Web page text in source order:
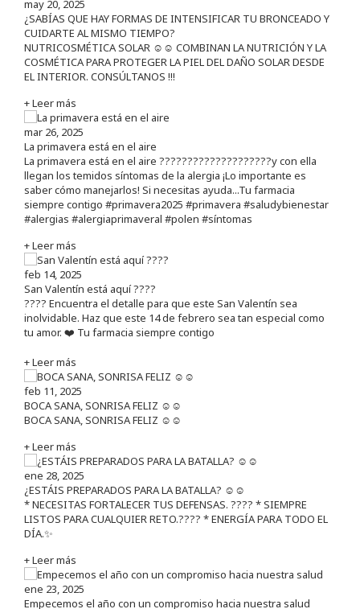
may 20, 2025
¿SABÍAS QUE HAY FORMAS DE INTENSIFICAR TU BRONCEADO Y
CUIDARTE AL MISMO TIEMPO?
NUTRICOSMÉTICA SOLAR ☺️☺️ COMBINAN LA NUTRICIÓN Y LA
COSMÉTICA PARA PROTEGER LA PIEL DEL DAÑO SOLAR DESDE
EL INTERIOR. CONSÚLTANOS !!!
+ Leer más
mar 26, 2025
La primavera está en el aire
La primavera está en el aire ????????????????????y con ella
llegan los temidos síntomas de la alergia ¡Lo importante es
saber cómo manejarlos! Si necesitas ayuda...Tu farmacia
siempre contigo #primavera2025 #primavera #saludybienestar
#alergias #alergiaprimaveral #polen #síntomas
+ Leer más
feb 14, 2025
San Valentín está aquí ????
???? Encuentra el detalle para que este San Valentín sea
inolvidable. Haz que este 14 de febrero sea tan especial como
tu amor. ❤️ Tu farmacia siempre contigo
+ Leer más
feb 11, 2025
BOCA SANA, SONRISA FELIZ ☺️☺️
BOCA SANA, SONRISA FELIZ ☺️☺️
+ Leer más
ene 28, 2025
¿ESTÁIS PREPARADOS PARA LA BATALLA? ☺️☺️
* NECESITAS FORTALECER TUS DEFENSAS. ????️ * SIEMPRE
LISTOS PARA CUALQUIER RETO.???? * ENERGÍA PARA TODO EL
DÍA.✨
+ Leer más
ene 23, 2025
Empecemos el año con un compromiso hacia nuestra salud